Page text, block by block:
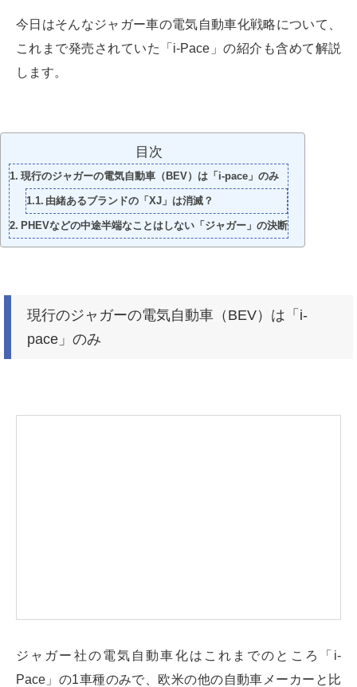
今日はそんなジャガー車の電気自動車化戦略について、
これまで発売されていた「i-Pace」の紹介も含めて解説
します。
目次
現行のジャガーの電気自動車（BEV）は「i-pace」のみ
由緒あるブランドの「XJ」は消滅？
PHEVなどの中途半端なことはしない「ジャガー」の決断
現行のジャガーの電気自動車（BEV）は「i-
pace」のみ
ジャガー社の電気自動車化はこれまでのところ「i-
Pace」の1車種のみで、欧米の他の自動車メーカーと比